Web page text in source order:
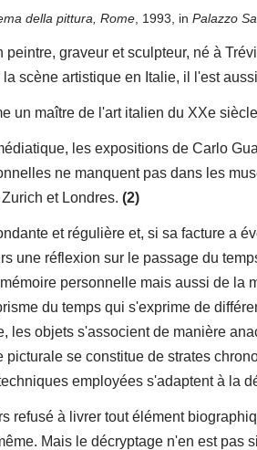
della pittura, Rome , 1993, in Palazzo
peintre, graveur et sculpteur, né à
scène artistique en Italie, il l'est
un maître de l'art italien du XXe
les expositions de Carlo
ne manquent pas dans les
et Londres. (2)
et régulière et, si sa facture a
une réflexion sur le passage du
personnelle mais aussi de la
du temps qui s'exprime de
les objets s'associent de manière
picturale se constitue de strates
employées s'adaptent à la
refusé à livrer tout élément
Mais le décryptage n'en est pas